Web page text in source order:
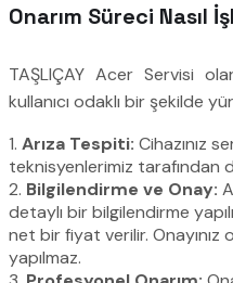
Onarım Süreci Nasıl
TAŞLIÇAY Acer Servisi
kullanıcı odaklı bir şekilde
1. Arıza Tespiti: Cihazınız
teknisyenlerimiz tarafından
2. Bilgilendirme ve Onay:
detaylı bir bilgilendirme
net bir fiyat verilir. Onayınız
yapılmaz.